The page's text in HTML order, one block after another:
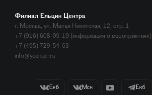
Филиал Ельцин Центра
г. Москва, ул. Малая Никитская, 12, стр. 1
+7 (916) 608-09-19 (информация о мероприятиях)
+7 (495) 729-54-63
info@ycenter.ru
Екб Мск Екб